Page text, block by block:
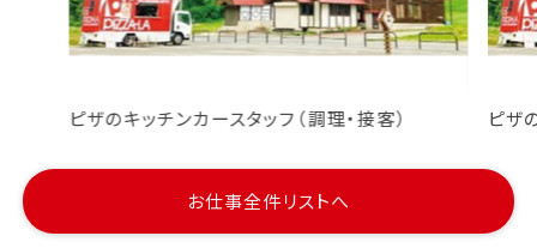
ピザのキッチンカースタッフ（調理・接客） ピザ
お仕事全件リストへ